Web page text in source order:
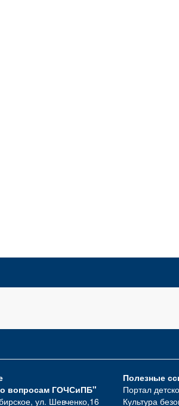
вопросам ГОЧСиПБ"
ул. Шевченко,16
Полезные
Портал
Культура